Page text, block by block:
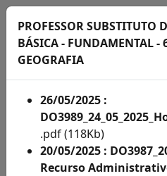
Início
Administração
Concursos
PROFESSOR SUBSTITUTO
BÁSICA - FUNDAMENTAL -
GEOGRAFIA
26/05/2025 :
.pdf (118Kb)
20/05/2025 :
Recurso